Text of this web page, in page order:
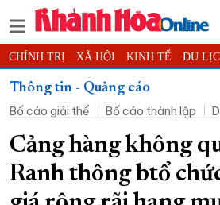
CHÍNH TRỊ XÃ HỘI KINH TẾ DU
THỂ THAO ĐỜI SỐNG TIN ĐỊA
KHOA HỌC - CÔNG NGHỆ PHÁP LUẬT
THẾ GIỚI MULTIMEDIA VIDEO
PODCAST THÔNG TIN - QUẢNG CÁO
QUY HOẠCH TỈNH KHÁNH HÒA
Thông tin - Quảng cáo
Bố cáo giải thể
Bố cáo thành lập
Cảng hàng không
Ranh thông btổ